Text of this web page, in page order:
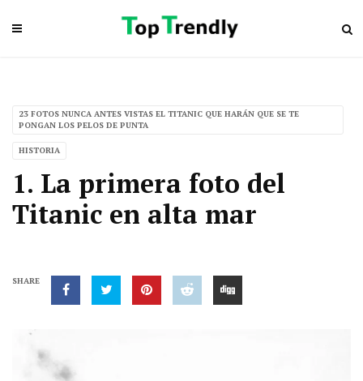
23 FOTOS NUNCA ANTES VISTAS EL TITANIC QUE HARÁN QUE SE TE
PONGAN LOS PELOS DE PUNTA
HISTORIA
1. La primera foto del
Titanic en alta mar
SHARE